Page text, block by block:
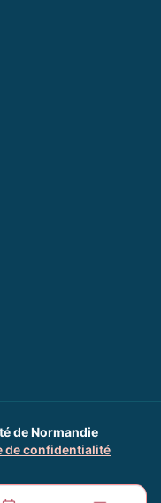
de Normandie
de confidentialité